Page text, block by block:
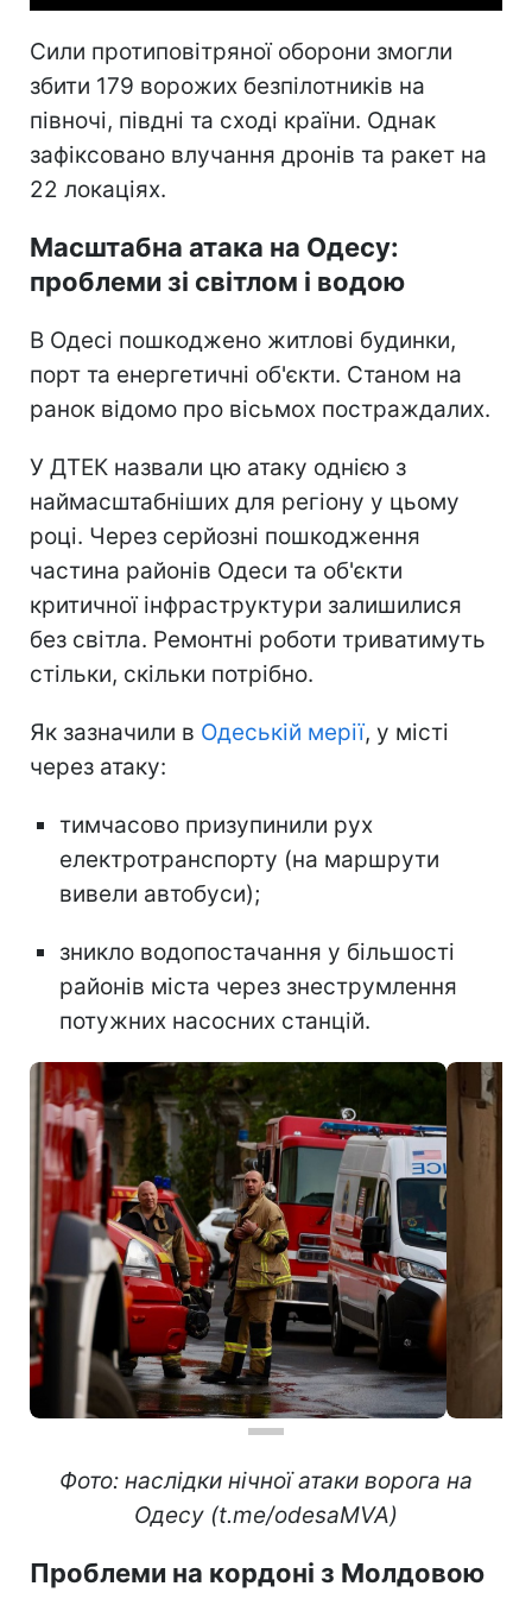
Сили протиповітряної оборони змогли
збити 179 ворожих безпілотників на
півночі, півдні та сході країни. Однак
зафіксовано влучання дронів та ракет на
22 локаціях.
Масштабна атака на Одесу:
проблеми зі світлом і водою
В Одесі пошкоджено житлові будинки,
порт та енергетичні об'єкти. Станом на
ранок відомо про вісьмох постраждалих.
У ДТЕК назвали цю атаку однією з
наймасштабніших для регіону у цьому
році. Через серйозні пошкодження
частина районів Одеси та об'єкти
критичної інфраструктури залишилися
без світла. Ремонтні роботи триватимуть
стільки, скільки потрібно.
Як зазначили в Одеській мерії, у місті
через атаку:
тимчасово призупинили рух
електротранспорту (на маршрути
вивели автобуси);
зникло водопостачання у більшості
районів міста через знеструмлення
потужних насосних станцій.
Фото: наслідки нічної атаки ворога на
Одесу (t.me/odesaMVA)
Проблеми на кордоні з Молдовою